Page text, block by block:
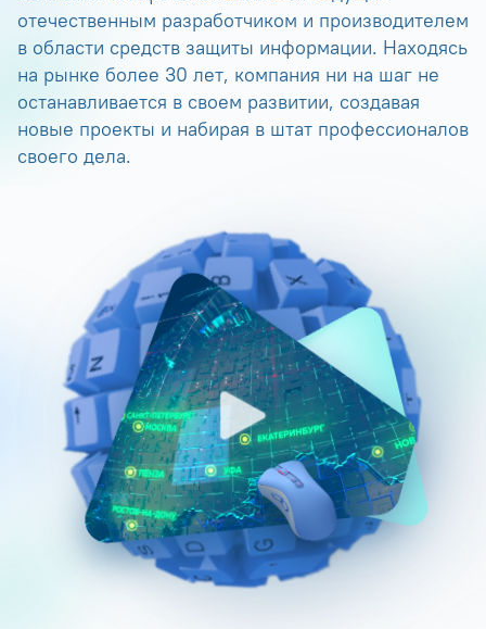
отечественным разработчиком и производителем
в области средств защиты информации. Находясь
на рынке более 30 лет, компания ни на шаг не
останавливается в своем развитии, создавая
новые проекты и набирая в штат профессионалов
своего дела.